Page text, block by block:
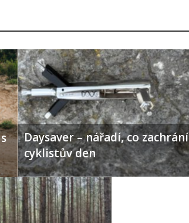
Daysaver – nářadí, co zachrání
cyklistův den